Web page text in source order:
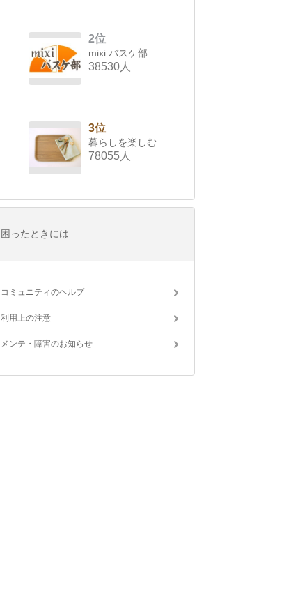
2位
mixi バスケ部
38530人
3位
暮らしを楽しむ
78055人
困ったときには
コミュニティのヘルプ
利用上の注意
メンテ・障害のお知らせ